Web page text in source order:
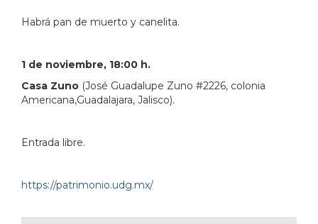
Habrá pan de muerto y canelita.
1 de noviembre, 18:00 h.
Casa Zuno (José Guadalupe Zuno #2226, colonia
Americana,Guadalajara, Jalisco).
Entrada libre.
https://patrimonio.udg.mx/